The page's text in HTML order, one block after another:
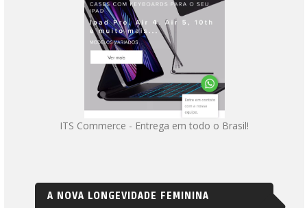
ITS Commerce - Entrega em todo o Brasil!
A NOVA LONGEVIDADE FEMININA